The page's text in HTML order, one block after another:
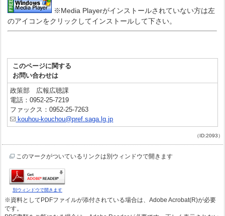
※Media Playerがインストールされていない方は左
のアイコンをクリックしてインストールして下さい。
このページに関する
お問い合わせは
政策部 広報広聴課
電話：0952-25-7219
ファックス：0952-25-7263
kouhou-kouchou@pref.saga.lg.jp
（ID:2093）
このマークがついているリンクは別ウィンドウで開きます
別ウィンドウで開きます
※資料としてPDFファイルが添付されている場合は、Adobe Acrobat(R)が必要
です。